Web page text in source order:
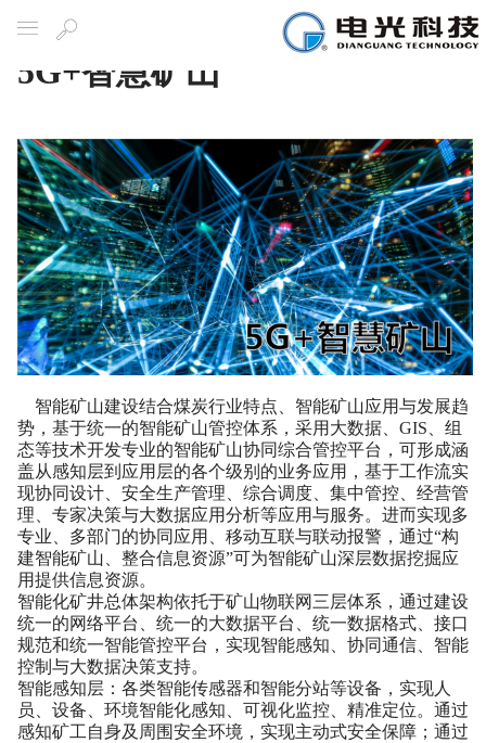
Navigation
Search
5G+智慧矿山
智能矿山建设结合煤炭行业特点、智能矿山应用与发展趋
势，基于统一的智能矿山管控体系，采用大数据、GIS、组
态等技术开发专业的智能矿山协同综合管控平台，可形成涵
盖从感知层到应用层的各个级别的业务应用，基于工作流实
现协同设计、安全生产管理、综合调度、集中管控、经营管
理、专家决策与大数据应用分析等应用与服务。进而实现多
专业、多部门的协同应用、移动互联与联动报警，通过“构
建智能矿山、整合信息资源”可为智能矿山深层数据挖掘应
用提供信息资源。
智能化矿井总体架构依托于矿山物联网三层体系，通过建设
统一的网络平台、统一的大数据平台、统一数据格式、接口
规范和统一智能管控平台，实现智能感知、协同通信、智能
控制与大数据决策支持。
智能感知层：各类智能传感器和智能分站等设备，实现人
员、设备、环境智能化感知、可视化监控、精准定位。通过
感知矿工自身及周围安全环境，实现主动式安全保障；通过